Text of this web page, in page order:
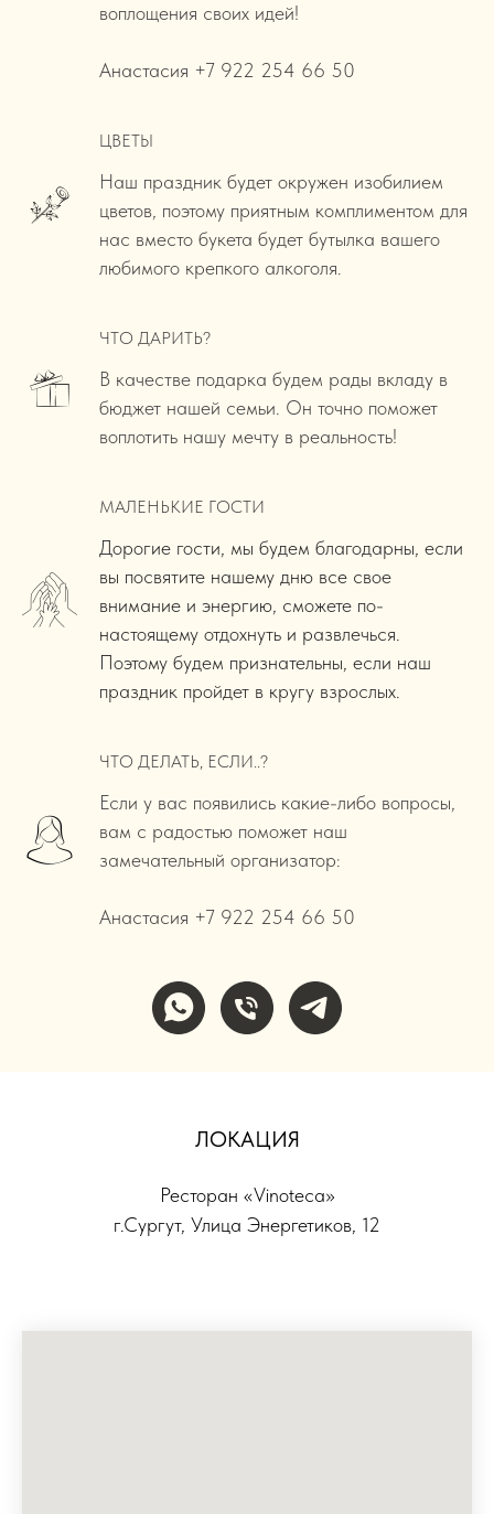
воплощения своих идей!
Анастасия +7 922 254 66 50
ЦВЕТЫ
Наш праздник будет окружен изобилием
цветов, поэтому приятным комплиментом для
нас вместо букета будет бутылка вашего
любимого крепкого алкоголя.
ЧТО ДАРИТЬ?
В качестве подарка будем рады вкладу в
бюджет нашей семьи. Он точно поможет
воплотить нашу мечту в реальность!
МАЛЕНЬКИЕ ГОСТИ
Дорогие гости, мы будем благодарны, если
вы посвятите нашему дню все свое
внимание и энергию, сможете по-
настоящему отдохнуть и развлечься.
Поэтому будем признательны, если наш
праздник пройдет в кругу взрослых.
ЧТО ДЕЛАТЬ, ЕСЛИ..?
Если у вас появились какие-либо вопросы,
вам с радостью поможет наш
замечательный организатор:
Анастасия +7 922 254 66 50
ЛОКАЦИЯ
Ресторан «Vinoteca»
г.Сургут, Улица Энергетиков, 12